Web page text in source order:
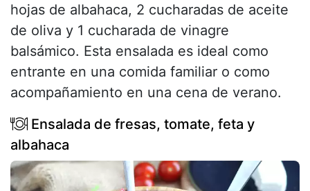
hojas de albahaca, 2 cucharadas de aceite
de oliva y 1 cucharada de vinagre
balsámico. Esta ensalada es ideal como
entrante en una comida familiar o como
acompañamiento en una cena de verano.
Ensalada de fresas, tomate, feta y
albahaca